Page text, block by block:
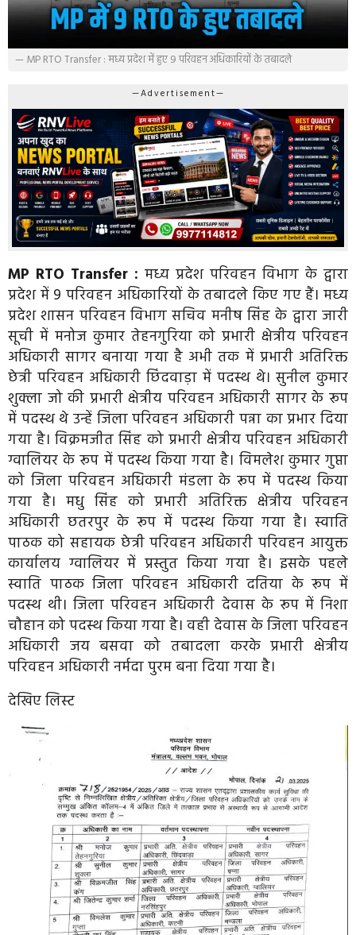
— MP RTO Transfer : मध्य प्रदेश में हुए 9 परिवहन अधिकारियों के तबादले
—Advertisement—
MP RTO Transfer : मध्य प्रदेश परिवहन विभाग के द्वारा
प्रदेश में 9 परिवहन अधिकारियों के तबादले किए गए हैं। मध्य
प्रदेश शासन परिवहन विभाग सचिव मनीष सिंह के द्वारा जारी
सूची में मनोज कुमार तेहनगुरिया को प्रभारी क्षेत्रीय परिवहन
अधिकारी सागर बनाया गया है अभी तक में प्रभारी अतिरिक्त
छेत्री परिवहन अधिकारी छिंदवाड़ा में पदस्थ थे। सुनील कुमार
शुक्ला जो की प्रभारी क्षेत्रीय परिवहन अधिकारी सागर के रूप
में पदस्थ थे उन्हें जिला परिवहन अधिकारी पन्ना का प्रभार दिया
गया है। विक्रमजीत सिंह को प्रभारी क्षेत्रीय परिवहन अधिकारी
ग्वालियर के रूप में पदस्थ किया गया है। विमलेश कुमार गुप्ता
को जिला परिवहन अधिकारी मंडला के रूप में पदस्थ किया
गया है। मधु सिंह को प्रभारी अतिरिक्त क्षेत्रीय परिवहन
अधिकारी छतरपुर के रूप में पदस्थ किया गया है। स्वाति
पाठक को सहायक छेत्री परिवहन अधिकारी परिवहन आयुक्त
कार्यालय ग्वालियर में प्रस्तुत किया गया है। इसके पहले
स्वाति पाठक जिला परिवहन अधिकारी दतिया के रूप में
पदस्थ थी। जिला परिवहन अधिकारी देवास के रूप में निशा
चौहान को पदस्थ किया गया है। वही देवास के जिला परिवहन
अधिकारी जय बसवा को तबादला करके प्रभारी क्षेत्रीय
परिवहन अधिकारी नर्मदा पुरम बना दिया गया है।
देखिए लिस्ट